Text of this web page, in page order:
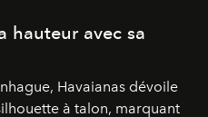
hauteur avec sa
Havaianas dévoile
à talon, marquant